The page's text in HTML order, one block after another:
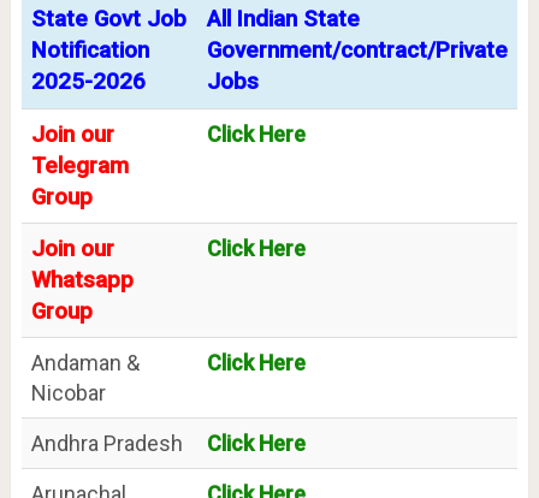
State Govt Job
Notification
2025-2026
All Indian State
Government/contract/Private
Jobs
Join our
Telegram
Group
Click Here
Join our
Whatsapp
Group
Click Here
Andaman &
Nicobar
Click Here
Andhra Pradesh
Click Here